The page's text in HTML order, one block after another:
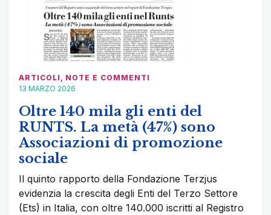
ARTICOLI , NOTE E COMMENTI
13 MARZO 2026
Oltre 140 mila gli enti del
RUNTS. La metà (47%) sono
Associazioni di promozione
sociale
Il quinto rapporto della Fondazione Terzjus
evidenzia la crescita degli Enti del Terzo Settore
(Ets) in Italia, con oltre 140.000 iscritti al Registro